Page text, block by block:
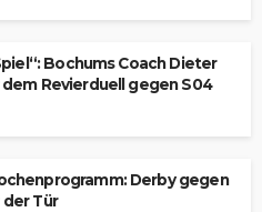
Bochums Coach Dieter
Revierduell gegen S04
Derby gegen
der Tür